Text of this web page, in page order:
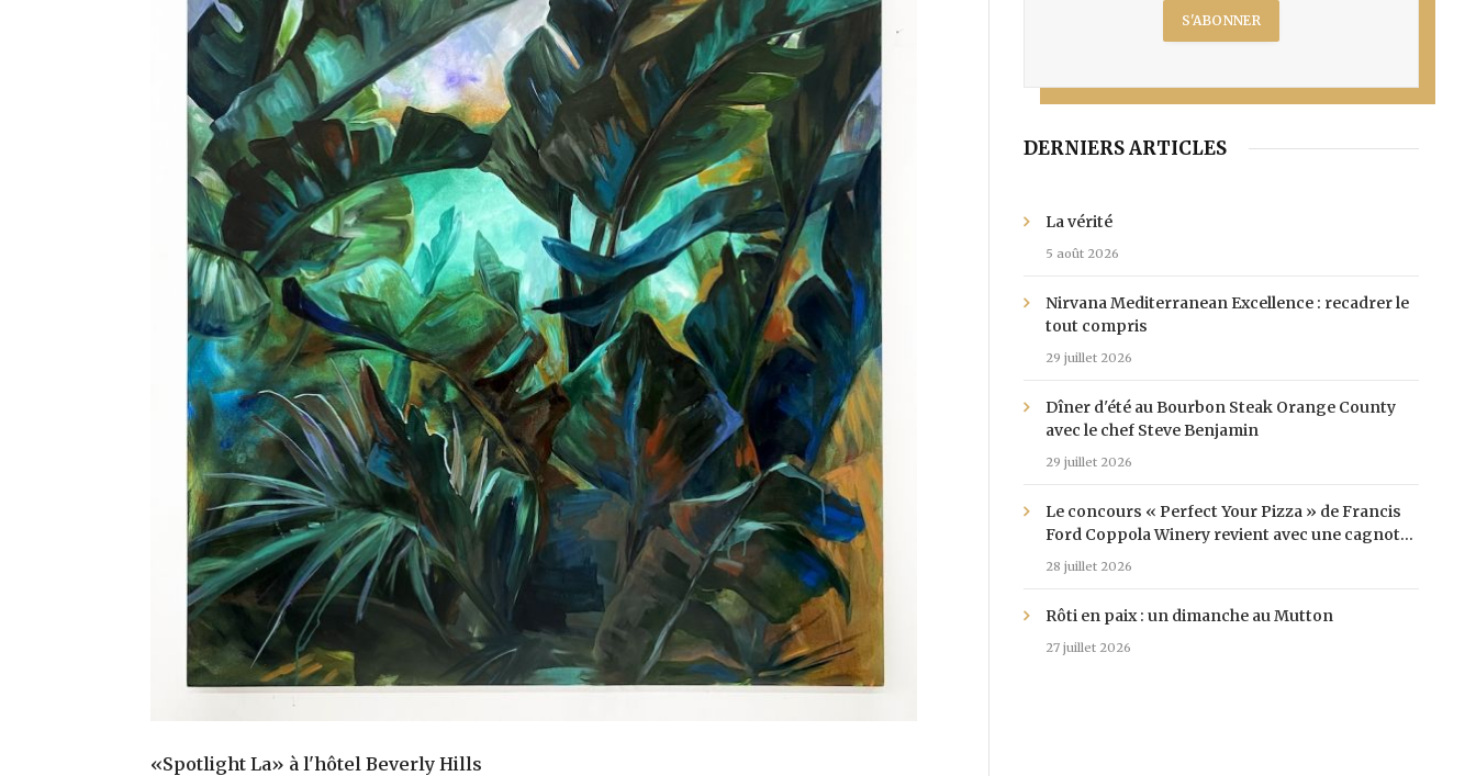
«Spotlight La» à l'hôtel Beverly Hills
DERNIERS ARTICLES
La vérité
5 août 2026
Nirvana Mediterranean Excellence : recadrer le
tout compris
29 juillet 2026
Dîner d'été au Bourbon Steak Orange County
avec le chef Steve Benjamin
29 juillet 2026
Le concours « Perfect Your Pizza » de Francis
Ford Coppola Winery revient avec une cagnotte
de 25 000 $
28 juillet 2026
Rôti en paix : un dimanche au Mutton
27 juillet 2026